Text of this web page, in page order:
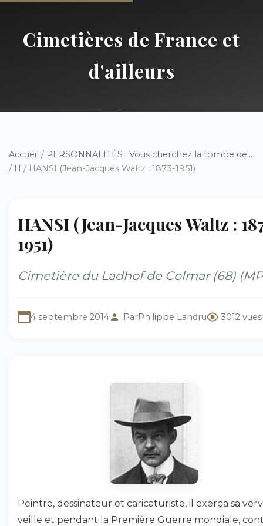
Cimetières de France et
d'ailleurs
Accueil / PERSONNALITÉS : Vous cherchez la tombe de...
/ H / HANSI (Jean-Jacques Waltz : 1873-1951)
HANSI (Jean-Jacques Waltz :
1951)
Cimetière du Ladhof de Colmar (68)
4 septembre 2014 ParPhilippe Landru 3012 vues
Peintre, dessinateur et caricaturiste, il exerça sa
veille et pendant la Première Guerre mondiale,